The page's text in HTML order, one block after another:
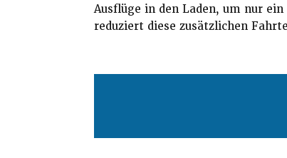
Ausflüge in den Laden, um nur
reduziert diese zusätzlichen